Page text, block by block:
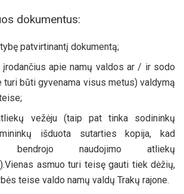
dokumentus:
patvirtinantį dokumentą;
įrodančius apie namų valdos ar / ir sodo
būti gyvenama visus metus) valdymą
vežėju (taip pat tinka sodininkų
išduota sutarties kopija, kad
bendrojo naudojimo atliekų
asmuo turi teisę gauti tiek dėžių,
teise valdo namų valdų Trakų rajone.